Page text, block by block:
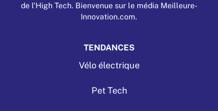
de l'High Tech. Bienvenue sur le média Meilleure-
Innovation.com.
TENDANCES
Vélo électrique
Pet Tech